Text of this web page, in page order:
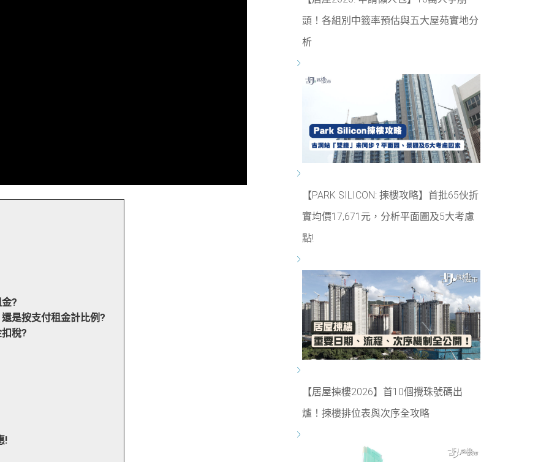
?
是按支付租金計比例?
稅?
!
頭！各組別中籤率預估與五大屋苑實地分
析
【PARK SILICON: 揀樓攻略】首批65伙折
實均價17,671元，分析平面圖及5大考慮
點!
【居屋揀樓2026】首10個攪珠號碼出
爐！揀樓排位表與次序全攻略